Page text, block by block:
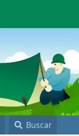
Buscar